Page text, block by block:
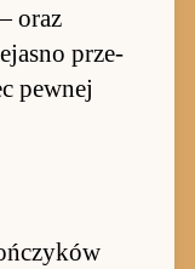
oraz
prze­
pew­nej